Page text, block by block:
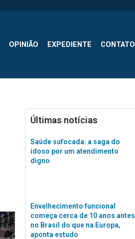
OPINIÃO EXPEDIENTE CONTATO
Últimas notícias
Saúde sufocada: a saga do
idoso por um atendimento
digno
Envelhecimento funcional
começa cerca de 10 anos antes
no Brasil do que na Europa,
aponta estudo